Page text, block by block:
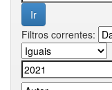
Filtros correntes: